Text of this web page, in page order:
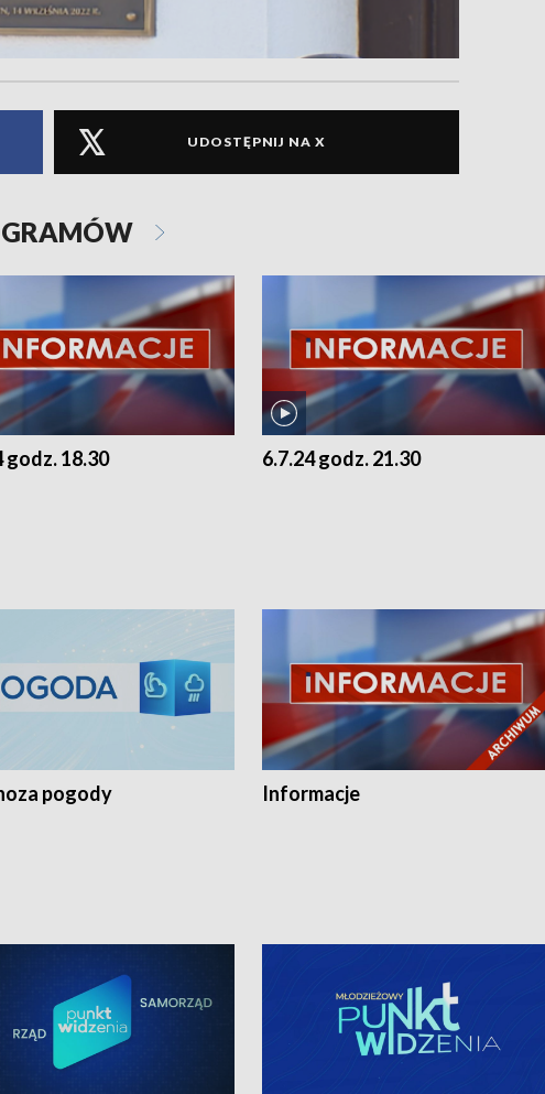
UDOSTĘPNIJ NA X
godz. 18.30 6.7.24 godz. 21.30
pogody Informacje